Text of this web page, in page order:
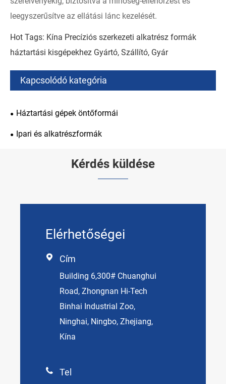
leegyszerűsítve az ellátási lánc kezelését.
Hot Tags: Kína Precíziós szerkezeti alkatrész formák
háztartási kisgépekhez Gyártó, Szállító, Gyár
Kapcsolódó kategória
Háztartási gépek öntőformái
Ipari és alkatrészformák
Kérdés küldése
Elérhetőségei
 Cím
Building 6,300# Chuanghui
Road, Zhongnan Hi-Tech
Binhai Industrial Zoo,
Ninghai, Ningbo, Zhejiang,
Kína
 Tel